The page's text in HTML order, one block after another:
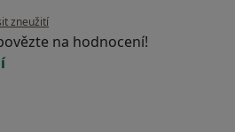
uživatele Váš účet byl odstraněn
zneužití
na hodnocení!